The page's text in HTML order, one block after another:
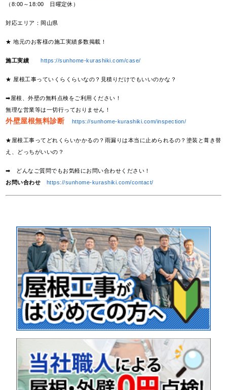
（8:00～18:00 日曜定休）
対応エリア：岡山県
★ 地元のお客様の施工実績多数掲載！
施工実績 https://sunhome-kurashiki.com/case/
★ 屋根工事っていくらくらいなの？見積りだけでもいいのかな？
➡屋根、外壁の無料点検をご利用ください！
無理な営業等は一切行っておりません！
外壁屋根無料診断 https://sunhome-kurashiki.com/inspection/
★屋根工事ってどれくらいかかるの？雨漏りは本当に止められるの？塗装と葺き替
え、どっちがいいの？
➡ どんなご質問でもお気軽にお問い合わせください！
お問い合わせ
https://sunhome-kurashiki.com/contact/